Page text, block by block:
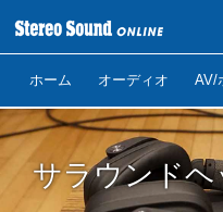
ホーム オーディオ AV/
サラウンド